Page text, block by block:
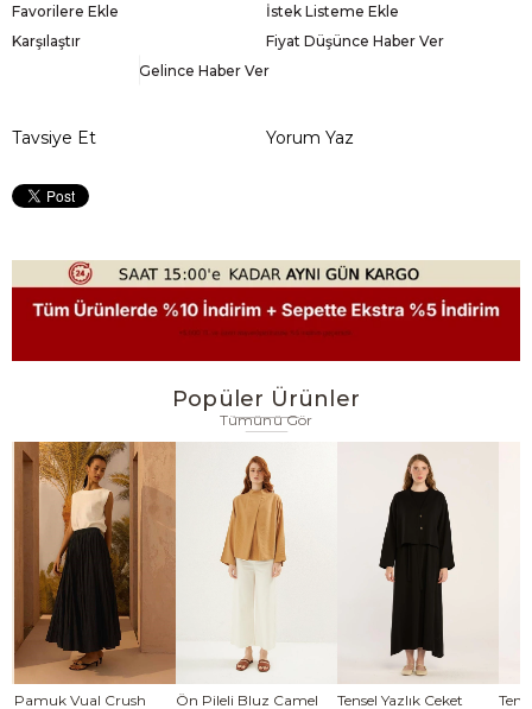
Favorilere Ekle
İstek Listeme Ekle
Karşılaştır
Fiyat Düşünce Haber Ver
Gelince Haber Ver
Tavsiye Et Yorum Yaz
Popüler Ürünler
Tümünü Gör
Pamuk Vual Crush
Ön Pileli Bluz Camel
Tensel Yazlık Ceket